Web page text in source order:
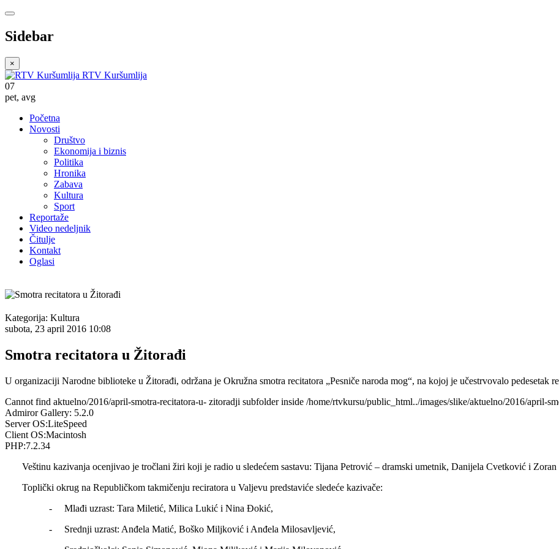
Sidebar
×
RTV Kuršumlija
07
pet, avg
Početna
Novosti
Društvo
Ekonomija i biznis
Politika
Hronika
Zabava
Kultura
Sport
Reportaže
Video nedeljnik
Čitulje
Kontakt
Oglasi
Kategorija: Kultura
subota, 23 april 2016 10:08
Smotra recitatora u Žitorađi
U organizaciji Narodne biblioteke u Žitorađi, održana je Okružna smotra recitatora „Pesniče naroda mog“, na kojoj je učestrvovalo pedesetak
Cannot find aktuelno/2016/april-smotra-recitatora-u- zitoradji subfolder inside /home/rtvkursu/public_html../images/slike/aktuelno/2016/april-
Admiror Gallery: 5.2.0
Server OS:LiteSpeed
Client OS:Macintosh
PHP:7.2.34
Veštinu kazivanja ocenjivao je tročlani žiri koji je radio u sledećem sastavu: Tijana Petrović – dramski umetnik, Danijela Cvetković i
Toplički okrug na Republičkom takmičenju reciratora u Valjevu predstaviće sledeće kazivače:
-
Mlađi uzrast: Tara Miletić, Milica Lukić i Nina Đokić,
-
Srednji uzrast: Anđela Matić, Boško Miljković i Anđela Milosavljević,